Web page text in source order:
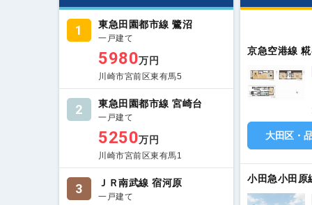
1 東急田園都市線 鷺沼
一戸建て
5980万円
川崎市宮前区東有馬5
2 東急田園都市線 宮崎台
一戸建て
5250万円
川崎市宮前区東有馬1
3 ＪＲ南武線 宿河原
一戸建て
京急空港線
大田区・
小田急小田原